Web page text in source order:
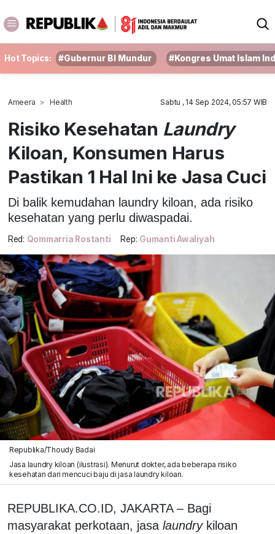
Hot Topics: #Gubernur BI Mundur #Kongres Umat Islam
Ameera Health Sabtu , 14 Sep 2024, 05:57 WIB
Risiko Kesehatan Laundry
Kiloan, Konsumen Harus
Pastikan 1 Hal Ini ke Jasa Cuci
Di balik kemudahan laundry kiloan, ada risiko
kesehatan yang perlu diwaspadai.
Red: Qommarria Rostanti Rep: Gumanti Awaliyah
Republika/Thoudy Badai
Jasa laundry kiloan (ilustrasi). Menurut dokter, ada beberapa risiko
kesehatan dari mencuci baju di jasa laundry kiloan.
REPUBLIKA.CO.ID, JAKARTA – Bagi
masyarakat perkotaan, jasa laundrykiloan